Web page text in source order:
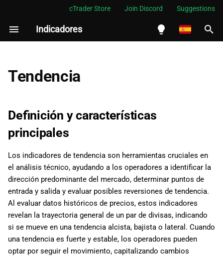
cTrader Store Join Discord Suggestions
Indicadores
ไทย
Tiếng Việt
한국어
中文
日本語
Deutsch
I
i
l
i
z
a
n
d
o
Tendencia
Definición y características
principales
Los indicadores de tendencia son herramientas cruciales en
el análisis técnico, ayudando a los operadores a identificar la
dirección predominante del mercado, determinar puntos de
entrada y salida y evaluar posibles reversiones de tendencia.
Al evaluar datos históricos de precios, estos indicadores
revelan la trayectoria general de un par de divisas, indicando
si se mueve en una tendencia alcista, bajista o lateral. Cuando
una tendencia es fuerte y estable, los operadores pueden
optar por seguir el movimiento, capitalizando cambios